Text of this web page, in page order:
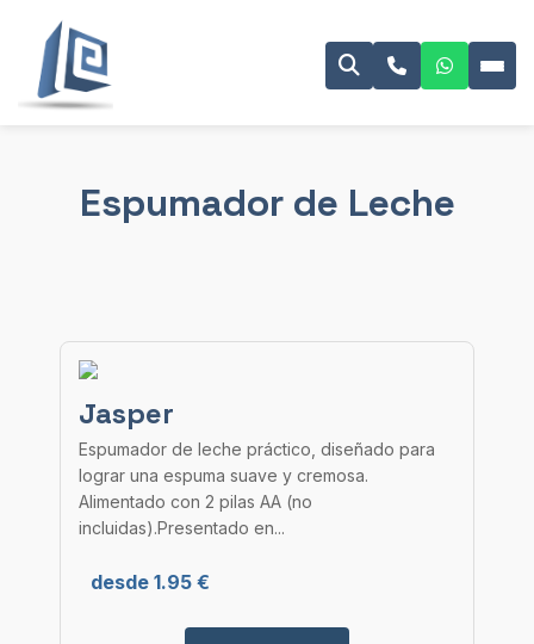
Espumador de Leche
Jasper
Espumador de leche práctico, diseñado para
lograr una espuma suave y cremosa.
Alimentado con 2 pilas AA (no
incluidas).Presentado en...
desde 1.95 €